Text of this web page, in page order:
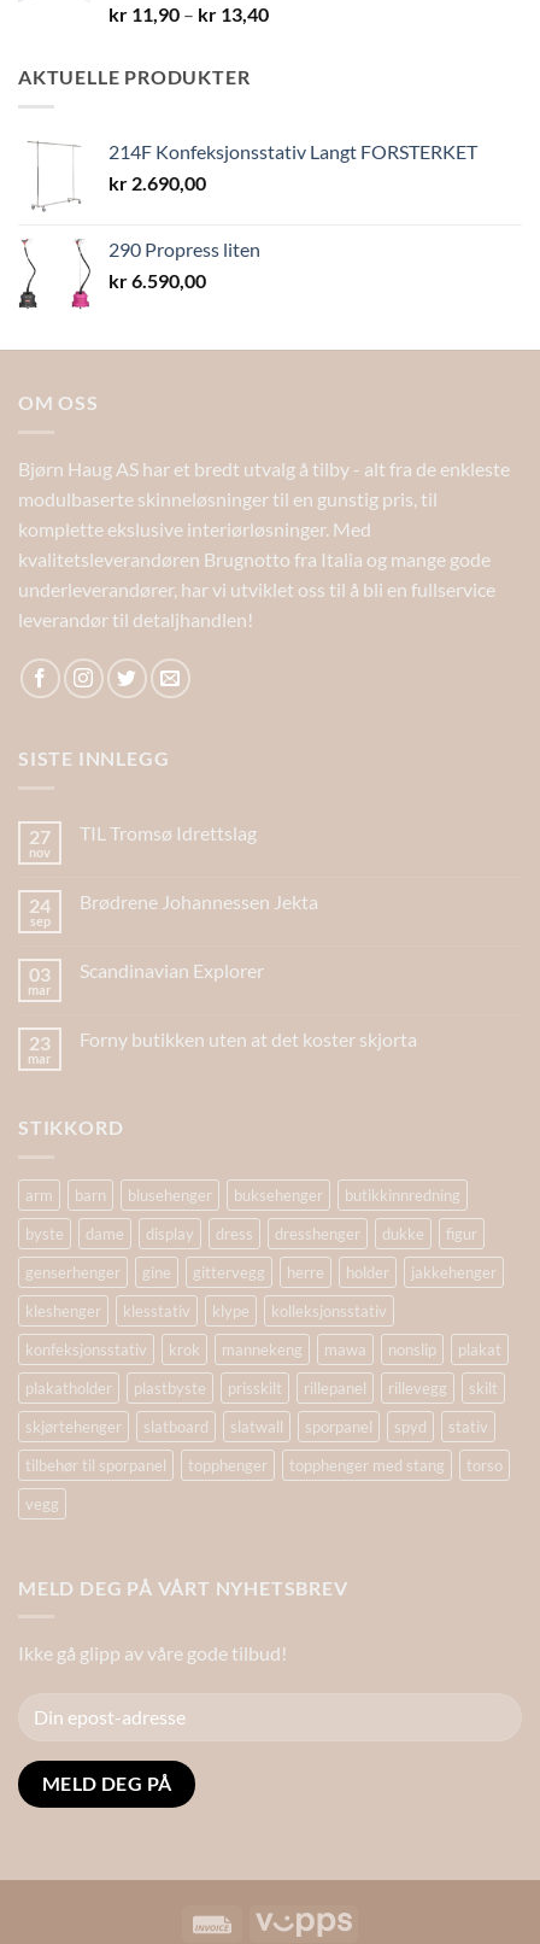
kr 11,90 – kr 13,40Prisområde:
AKTUELLE PRODUKTER
214F Konfeksjonsstativ Langt FORSTERKET
kr 2.690,00
290 Propress liten
kr6.590,00
OM OSS
Bjørn Haug AS har et bredt utvalg å tilby - alt fra de enkleste
modulbaserte skinneløsninger til en gunstig pris, til
komplette ekslusive interiørløsninger. Med
kvalitetsleverandøren Brugnotto fra Italia og mange gode
underleverandører, har vi utviklet oss til å bli en fullservice
leverandør til detaljhandlen!
SISTE INNLEGG
27
nov
TIL Tromsø Idrettslag
24
sep
Brødrene Johannessen Jekta
03
mar
Scandinavian Explorer
23
mar
Forny butikken uten at det koster skjorta
STIKKORD
arm barn blusehenger buksehenger
butikkinnredning
byste
dame display dress dresshenger dukke
figur
genserhenger
gine gittervegg herre holder
jakkehenger
kleshenger
klesstativ klype
kolleksjonsstativ
konfeksjonsstativ
krok mannekeng mawa nonslip
plakat
plakatholder
plastbyste prisskilt rillepanel rillevegg
skilt
skjørtehenger
slatboard slatwall sporpanel spyd
stativ
tilbehør til sporpanel
topphenger topphenger med stang
torso
vegg
MELD DEG PÅ VÅRT NYHETSBREV
Ikke gå glipp av våre gode tilbud!
Invoice Vipps